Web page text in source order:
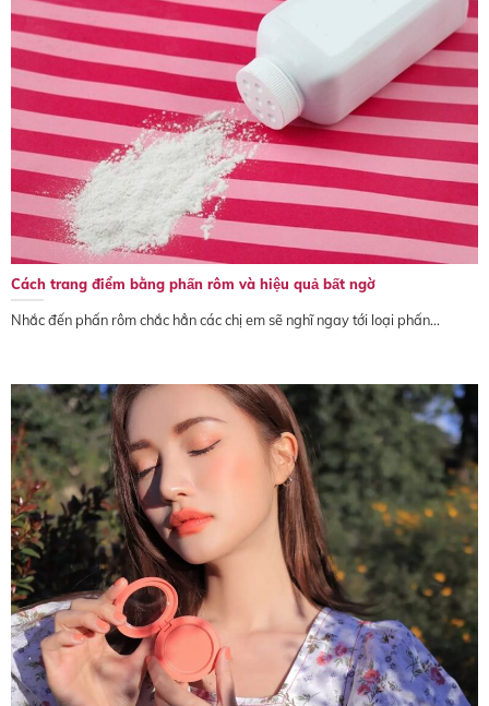
Cách trang điểm bằng phấn rôm và hiệu quả bất ngờ
Nhắc đến phấn rôm chắc hẳn các chị em sẽ nghĩ ngay tới loại phấn...